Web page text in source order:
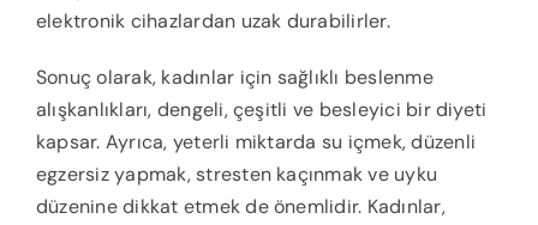
elektronik cihazlardan uzak durabilirler.
Sonuç olarak, kadınlar için sağlıklı beslenme
alışkanlıkları, dengeli, çeşitli ve besleyici bir diyeti
kapsar. Ayrıca, yeterli miktarda su içmek, düzenli
egzersiz yapmak, stresten kaçınmak ve uyku
düzenine dikkat etmek de önemlidir. Kadınlar,